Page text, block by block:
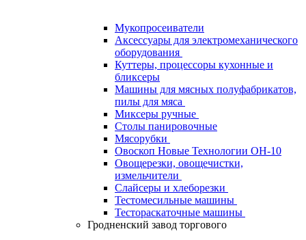
Мукопросеиватели
Аксессуары для электромеханического
оборудования
Куттеры, процессоры кухонные и
бликсеры
Машины для мясных полуфабрикатов,
пилы для мяса
Миксеры ручные
Столы панировочные
Мясорубки
Овоскоп Новые Технологии ОН-10
Овощерезки, овощечистки,
измельчители
Слайсеры и хлеборезки
Тестомесильные машины
Тестораскаточные машины
Гродненский завод торгового